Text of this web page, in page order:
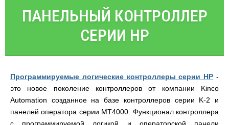
ПАНЕЛЬНЫЙ КОНТРОЛЛЕР
СЕРИИ HP
Программируемые логические контроллеры серии HP -
это новое поколение контроллеров от компании Kinco
Automation созданное на базе контроллеров серии K-2 и
панелей оператора серии MT4000. Функционал контроллера